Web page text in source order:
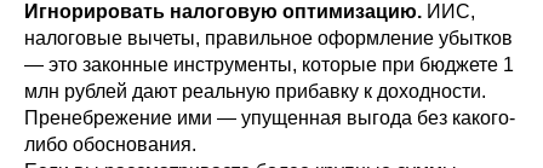
Игнорировать налоговую оптимизацию. ИИС,
налоговые вычеты, правильное оформление убытков
— это законные инструменты, которые при бюджете 1
млн рублей дают реальную прибавку к доходности.
Пренебрежение ими — упущенная выгода без какого-
либо обоснования.